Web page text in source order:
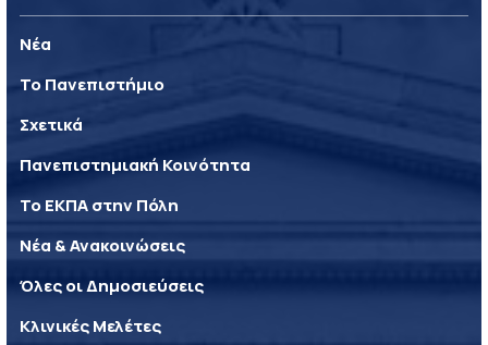
Νέα
Το Πανεπιστήμιο
Σχετικά
Πανεπιστημιακή Κοινότητα
Το ΕΚΠΑ στην Πόλη
Νέα & Ανακοινώσεις
Όλες οι Δημοσιεύσεις
Κλινικές Μελέτες